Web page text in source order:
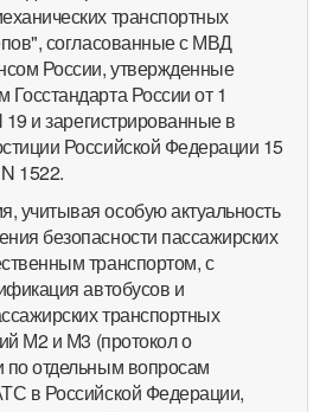
транспортных
согласованные с МВД
России, утвержденные
России от 1
19 и зарегистрированные в
Российской Федерации 15
1522.
учитывая особую актуальность
безопасности пассажирских
транспортом, с
автобусов и
транспортных
М2 и М3 (протокол о
по отдельным вопросам
в Российской Федерации,